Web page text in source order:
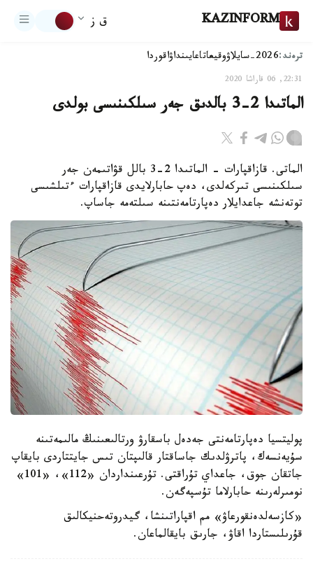
KAZINFORM ق ز
ترەند:2026-سايلاۋ وقيعاتاعايىنداۋاقوردا
22:31, 06 قاراشا 2020
الماتىدا 2-3 بالدىق جەر سىلكىنىسى بولدى
الماتى. قازاقپارات - الماتىدا 2-3 بالل قۋاتىمەن جەر
سىلكىنىسى تىركەلدى، دەپ حابارلايدى قازاقپارات ءتىلشىسى
توتەنشە جاعدايلار دەپارتامەنتىنە سىلتەمە جاساپ.
پوليتسيا دەپارتامەنتى جەدەل باسقارۋ ورتالىعىنىڭ مالىمەتىنە
سۇيەنسەك، پاترۋلدىك جاساقتار قالىپتان تىس جايتتاردى بايقاپ
جاتقان جوق، جاعداي تۇراقتى. تۇرعىنداردان «112»، «101»
نومىرلەرىنە حابارلاما تۇسپەگەن.
«كازسەلدەنقورعاۋ» مم اقپاراتىنشا، گيدروتەحنيكالىق
قۇرىلىستاردا اقاۋ، جارىق بايقالماعان.